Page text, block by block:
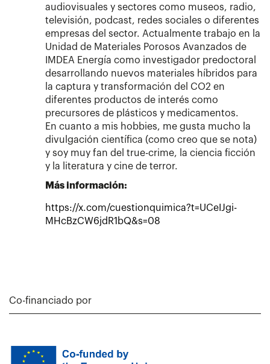
audiovisuales y sectores como museos, radio,
televisión, podcast, redes sociales o diferentes
empresas del sector. Actualmente trabajo en la
Unidad de Materiales Porosos Avanzados de
IMDEA Energía como investigador predoctoral
desarrollando nuevos materiales híbridos para
la captura y transformación del CO2 en
diferentes productos de interés como
precursores de plásticos y medicamentos.
En cuanto a mis hobbies, me gusta mucho la
divulgación científica (como creo que se nota)
y soy muy fan del true-crime, la ciencia ficción
y la literatura y cine de terror.
Más información:
https://x.com/cuestionquimica?t=UCeIJgi-
MHcBzCW6jdR1bQ&s=08
Co-financiado por